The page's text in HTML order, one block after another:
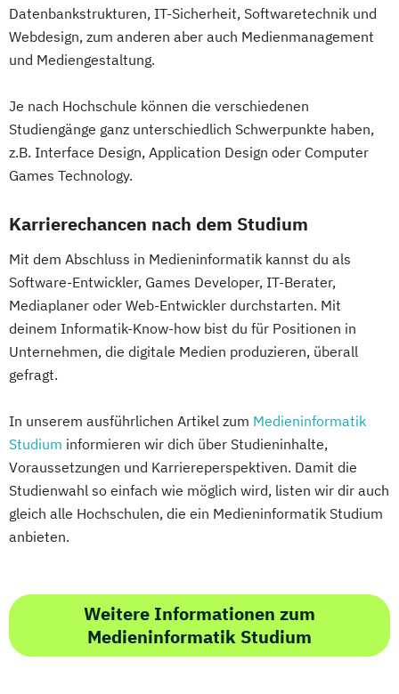
Datenbankstrukturen, IT-Sicherheit, Softwaretechnik und
Webdesign, zum anderen aber auch Medienmanagement
und Mediengestaltung.
Je nach Hochschule können die verschiedenen
Studiengänge ganz unterschiedlich Schwerpunkte haben,
z.B. Interface Design, Application Design oder Computer
Games Technology.
Karrierechancen nach dem Studium
Mit dem Abschluss in Medieninformatik kannst du als
Software-Entwickler, Games Developer, IT-Berater,
Mediaplaner oder Web-Entwickler durchstarten. Mit
deinem Informatik-Know-how bist du für Positionen in
Unternehmen, die digitale Medien produzieren, überall
gefragt.
In unserem ausführlichen Artikel zum Medieninformatik
Studium informieren wir dich über Studieninhalte,
Voraussetzungen und Karriereperspektiven. Damit die
Studienwahl so einfach wie möglich wird, listen wir dir auch
gleich alle Hochschulen, die ein Medieninformatik Studium
anbieten.
Weitere Informationen zum
Medieninformatik Studium